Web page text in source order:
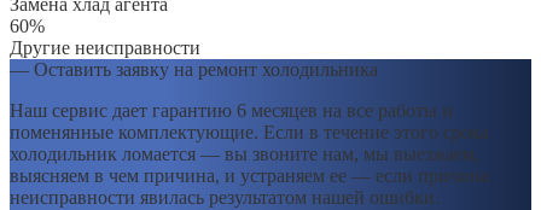
Замена хлад агента
60%
Другие неисправности
— Оставить заявку на ремонт холодильника
Наш сервис дает гарантию 6 месяцев на все работы и
поменянные комплектующие. Если в течение этого срока
холодильник ломается — вы звоните нам, мы выезжаем,
выясняем в чем причина, и устраняем ее — если причина
неисправности явилась результатом нашей ошибки.